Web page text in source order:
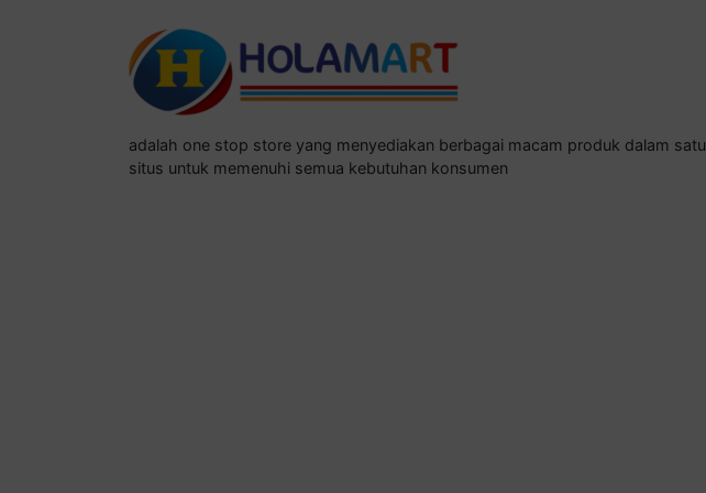
adalah one stop store yang menyediakan berbagai macam produk dalam satu
situs untuk memenuhi semua kebutuhan konsumen